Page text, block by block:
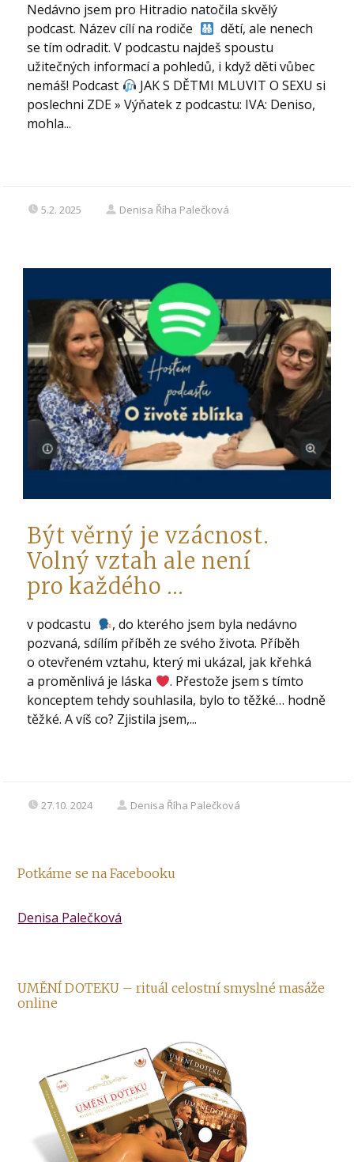
Nedávno jsem pro Hitradio natočila skvělý
podcast. Název cílí na rodiče
dětí, ale nenech
se tím odradit. V podcastu najdeš spoustu
užitečných informací a pohledů, i když děti vůbec
nemáš! Podcast
JAK S DĚTMI MLUVIT O SEXU si
poslechni ZDE » Výňatek z podcastu: IVA: Deniso,
mohla...
5.2. 2025 Denisa Říha Palečková
Být věrný je vzácnost.
Volný vztah ale není
pro každého …
v podcastu
, do kterého jsem byla nedávno
pozvaná, sdílím příběh ze svého života. Příběh
o otevřeném vztahu, který mi ukázal, jak křehká
a proměnlivá je láska
. Přestože jsem s tímto
konceptem tehdy souhlasila, bylo to těžké… hodně
těžké. A víš co? Zjistila jsem,...
27.10. 2024 Denisa Říha Palečková
Potkáme se na Facebooku
Denisa Palečková
UMĚNÍ DOTEKU – rituál celostní smyslné masáže
online